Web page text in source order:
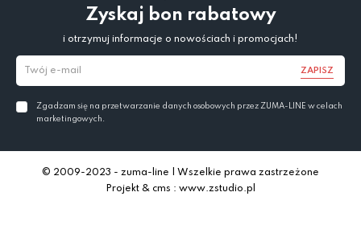
Zyskaj bon rabatowy
i otrzymuj informacje o nowościach i promocjach!
ZAPISZ
Zgadzam się na przetwarzanie danych osobowych przez ZUMA-LINE w celach
marketingowych.
© 2009-2023 - zuma-line | Wszelkie prawa zastrzeżone
Projekt & cms : www.zstudio.pl